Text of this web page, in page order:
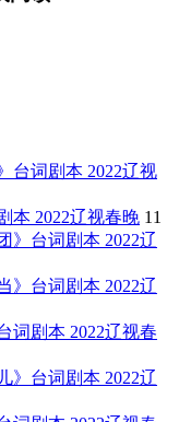
台词剧本 2022辽视
本 2022辽视春晚 11
》台词剧本 2022辽
》台词剧本 2022辽
词剧本 2022辽视春
》台词剧本 2022辽